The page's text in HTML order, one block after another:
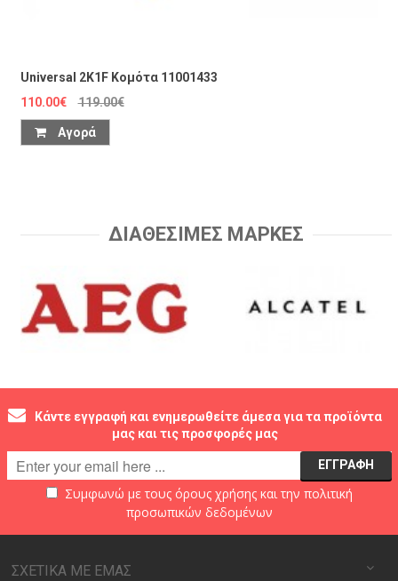
Universal 2K1F Κομότα 11001433
110.00€
119.00€
Αγορά
ΔΙΑΘΕΣΙΜΕΣ ΜΑΡΚΕΣ
Κάντε εγγραφή και ενημερωθείτε άμεσα για τα προϊόντα
μας και τις προσφορές μας
Συμφωνώ με τους όρους χρήσηςκαι την πολιτική
προσωπικών δεδομένων
ΣΧΕΤΙΚΑ ΜΕ ΕΜΑΣ